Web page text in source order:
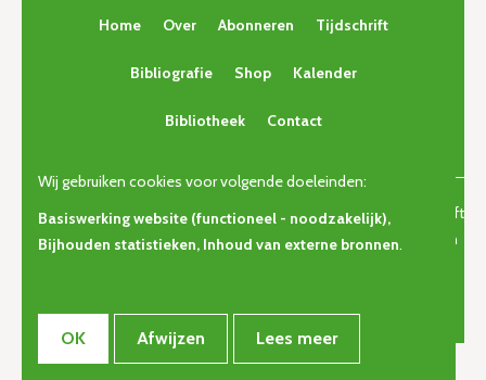
Home Over Abonneren Tijdschrift
Bibliografie Shop Kalender
Bibliotheek Contact
© Copyright 2026 | Orgelkunst | Vlaams cultureel-erfgoedtijdschrift
voor orgelcultuur van gisteren, vandaag en morgen. • Alle rechten
Wij gebruiken cookies voor volgende doeleinden:
Basiswerking website (functioneel - noodzakelijk),
Bijhouden statistieken, Inhoud van externe bronnen.
OK Afwijzen Lees meer